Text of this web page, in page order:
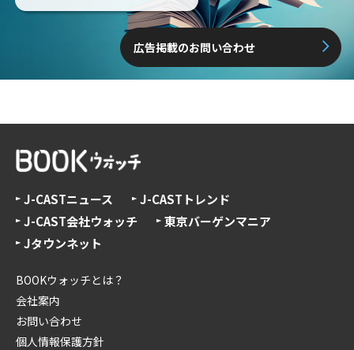
広告掲載のお問い合わせ
J-CASTニュース
J-CASTトレンド
J-CAST会社ウォッチ
東京バーゲンマニア
Jタウンネット
BOOKウォッチとは？
会社案内
お問い合わせ
個人情報保護方針